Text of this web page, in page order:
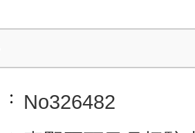
No326482